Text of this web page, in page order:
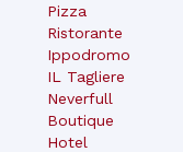
Pizza
Ristorante
Ippodromo
IL Tagliere
Neverfull
Boutique
Hotel